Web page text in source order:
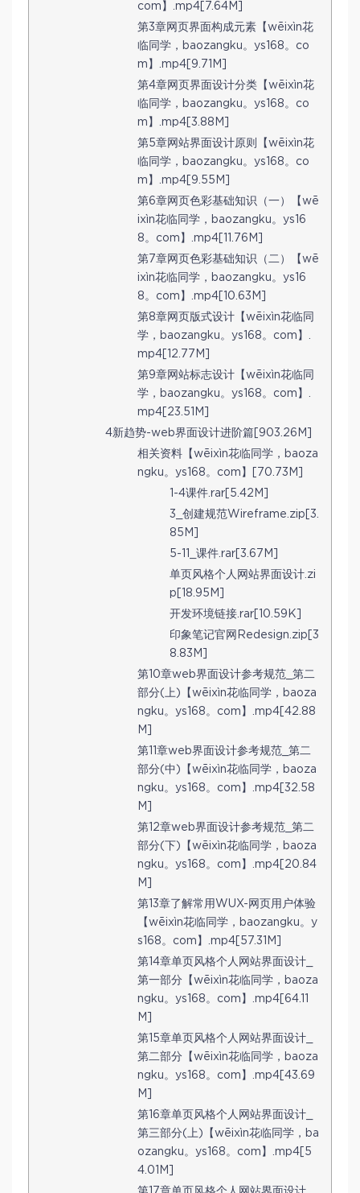
com】.mp4[7.64M]
第3章网页界面构成元素【wēixìn花
临同学，baozangku。ys168。co
m】.mp4[9.71M]
第4章网页界面设计分类【wēixìn花
临同学，baozangku。ys168。co
m】.mp4[3.88M]
第5章网站界面设计原则【wēixìn花
临同学，baozangku。ys168。co
m】.mp4[9.55M]
第6章网页色彩基础知识（一）【wē
ixìn花临同学，baozangku。ys16
8。com】.mp4[11.76M]
第7章网页色彩基础知识（二）【wē
ixìn花临同学，baozangku。ys16
8。com】.mp4[10.63M]
第8章网页版式设计【wēixìn花临同
学，baozangku。ys168。com】.
mp4[12.77M]
第9章网站标志设计【wēixìn花临同
学，baozangku。ys168。com】.
mp4[23.51M]
4新趋势-web界面设计进阶篇[903.26M]
相关资料【wēixìn花临同学，baoza
ngku。ys168。com】[70.73M]
1-4课件.rar[5.42M]
3_创建规范Wireframe.zip[3.
85M]
5-11_课件.rar[3.67M]
单页风格个人网站界面设计.zi
p[18.95M]
开发环境链接.rar[10.59K]
印象笔记官网Redesign.zip[3
8.83M]
第10章web界面设计参考规范_第二
部分(上)【wēixìn花临同学，baoza
ngku。ys168。com】.mp4[42.88
M]
第11章web界面设计参考规范_第二
部分(中)【wēixìn花临同学，baoza
ngku。ys168。com】.mp4[32.58
M]
第12章web界面设计参考规范_第二
部分(下)【wēixìn花临同学，baoza
ngku。ys168。com】.mp4[20.84
M]
第13章了解常用WUX-网页用户体验
【wēixìn花临同学，baozangku。y
s168。com】.mp4[57.31M]
第14章单页风格个人网站界面设计_
第一部分【wēixìn花临同学，baoza
ngku。ys168。com】.mp4[64.11
M]
第15章单页风格个人网站界面设计_
第二部分【wēixìn花临同学，baoza
ngku。ys168。com】.mp4[43.69
M]
第16章单页风格个人网站界面设计_
第三部分(上)【wēixìn花临同学，ba
ozangku。ys168。com】.mp4[5
4.01M]